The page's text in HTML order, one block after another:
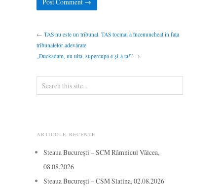
← TAS nu este un tribunal. TAS tocmai a încenuncheat în fața
tribunalelor adevărate
„Duckadam, nu uita, supercupa e și-a ta!” →
ARTICOLE RECENTE
Steaua București – SCM Râmnicul Vâlcea,
08.08.2026
Steaua București – CSM Slatina, 02.08.2026